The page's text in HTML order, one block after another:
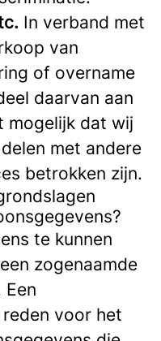
In verband met
van
of overname
daarvan aan
mogelijk dat wij
met andere
betrokken zijn.
te kunnen
zogenaamde
voor het